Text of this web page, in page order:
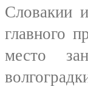
Словакии
главного
место